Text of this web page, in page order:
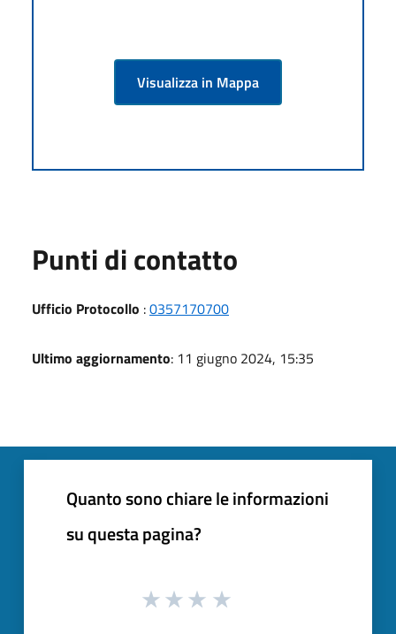
Visualizza in Mappa
Punti di contatto
Ufficio Protocollo :0357170700
Ultimo aggiornamento: 11 giugno 2024, 15:35
Quanto sono chiare le informazioni
su questa pagina?